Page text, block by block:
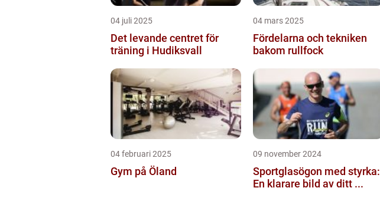
04 juli 2025
Det levande centret för
träning i Hudiksvall
04 mars 2025
Fördelarna och tekniken
bakom rullfock
04 februari 2025
Gym på Öland
09 november 2024
Sportglasögon med styrka:
En klarare bild av ditt ...